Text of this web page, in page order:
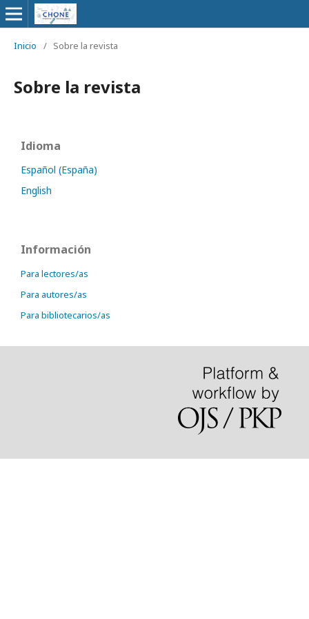
Inicio / Sobre la revista
Sobre la revista
Idioma
Español (España)
English
Información
Para lectores/as
Para autores/as
Para bibliotecarios/as